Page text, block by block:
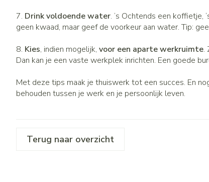
7. Drink voldoende water. ‘s Ochtends een
geen kwaad, maar geef de voorkeur aan water. Tip:
8. Kies, indien mogelijk, voor een aparte werkruimte.
Dan kan je een vaste werkplek inrichten. Een goede
Met deze tips maak je thuiswerk tot een succes. En
behouden tussen je werk en je persoonlijk leven.
Terug naar overzicht